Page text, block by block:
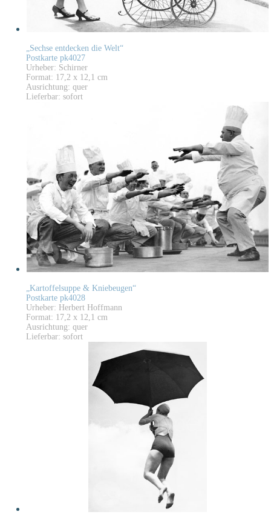
„Sechse entdecken die Welt“
Postkarte pk4027
Urheber: Schirner
Format: 17,2 x 12,1 cm
Ausrichtung: quer
Lieferbar: sofort
„Kartoffelsuppe & Kniebeugen“
Postkarte pk4028
Urheber: Herbert Hoffmann
Format: 17,2 x 12,1 cm
Ausrichtung: quer
Lieferbar: sofort